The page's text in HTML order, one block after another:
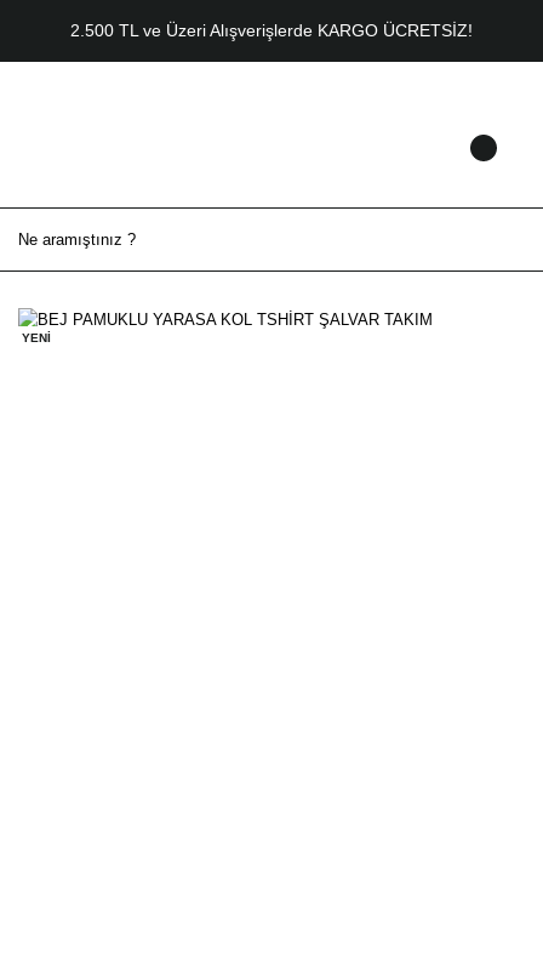
2.500 TL ve Üzeri Alışverişlerde KARGO ÜCRETSİZ!
YENİ